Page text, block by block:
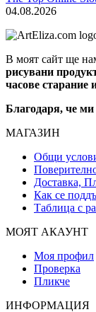
04.08.2026
В моят сайт ще
рисувани
часове старание
Благодаря, че ми
МАГАЗИН
Общи
Доставка,
Как се
Таблица с
МОЯТ АКАУНТ
Моя профил
Проверка
Пликче
ИНФОРМАЦИЯ